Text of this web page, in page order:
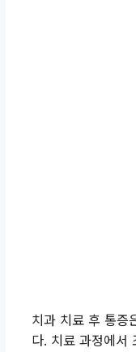
치과 치료 후 통증
다. 치료 과정에서